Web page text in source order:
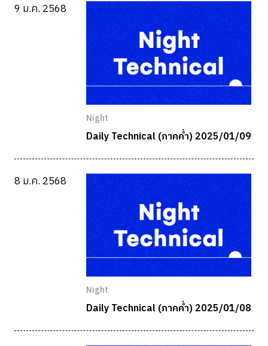
9 ม.ค. 2568
Night
Daily Technical (ภาคค่ำ) 2025/01/09
8 ม.ค. 2568
Night
Daily Technical (ภาคค่ำ) 2025/01/08